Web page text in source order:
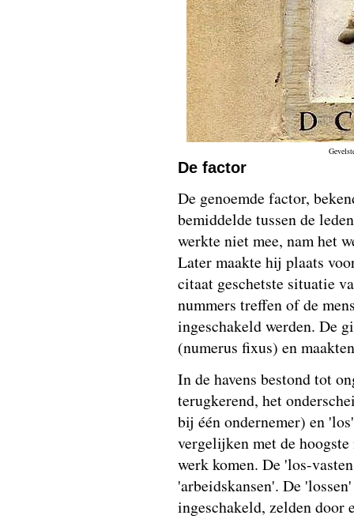
De factor
De genoemde factor,
bemiddelde tussen de
werkte niet mee, nam het
Later maakte hij plaats
citaat geschetste situatie
nummers treffen of de
ingeschakeld werden. De
(numerus fixus) en
In de havens bestond tot
terugkerend, het
bij één ondernemer) en
vergelijken met de
werk komen. De 'los-
'arbeidskansen'. De
ingeschakeld, zelden door